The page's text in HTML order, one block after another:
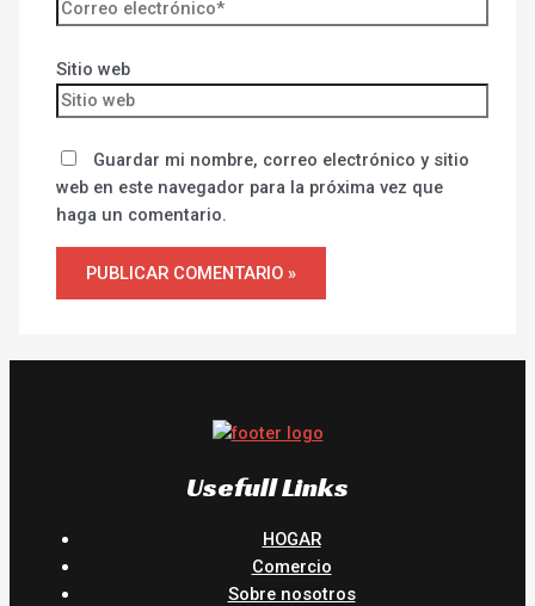
Sitio web
Guardar mi nombre, correo electrónico y sitio
web en este navegador para la próxima vez que
haga un comentario.
Usefull Links
HOGAR
Comercio
Sobre nosotros